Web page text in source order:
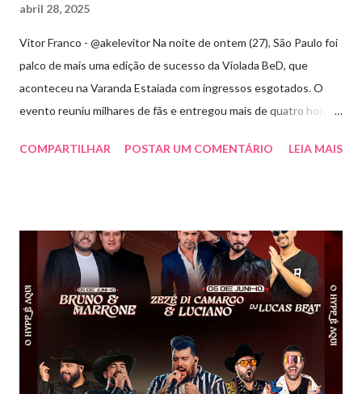
abril 28, 2025
Vitor Franco - @akelevitor Na noite de ontem (27), São Paulo foi
palco de mais uma edição de sucesso da Violada BeD, que
aconteceu na Varanda Estaiada com ingressos esgotados. O
evento reuniu milhares de fãs e entregou mais de quatro horas
de hits, Bruninho & Davi incendiaram o palco e contaram com
única, com o público cantando junto do início ao fim. Criado em
2018, o projeto Violada BeD se tornou uma verdadeira marca
registrada da carreira da dupla, oferecendo ao público um show
imersivo, com horas de duração, que mistura grandes clássicos
do sertanejo com homenagens a outros gêneros. No palco,
Bruninho & Davi transitam com naturalidade entre os seus hits e
releituras de artistas como Sandy & Junior, CPM 22 e
COMPARTILHAR POSTAR UM COMENTÁRIO LEIA MAIS